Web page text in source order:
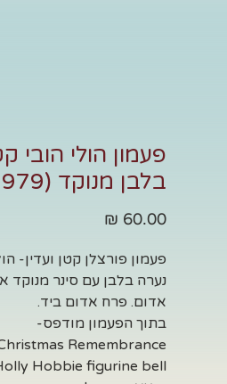
פעמון הולי הובי
בלבן מנוקד (1979)
פעמון פורצלן קטן ועדין-
נערה בלבן עם סינר מנוקד
אדום. פרח אדום ביד.
בתוך הפעמון מודפס-
Remembrance ;
Hobbie figurine bell.